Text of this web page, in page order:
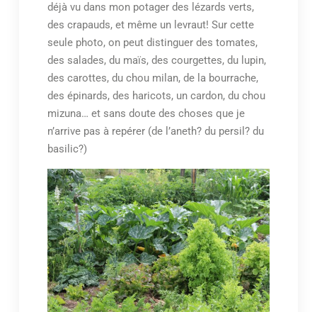
déjà vu dans mon potager des lézards verts,
des crapauds, et même un levraut! Sur cette
seule photo, on peut distinguer des tomates,
des salades, du maïs, des courgettes, du lupin,
des carottes, du chou milan, de la bourrache,
des épinards, des haricots, un cardon, du chou
mizuna… et sans doute des choses que je
n’arrive pas à repérer (de l’aneth? du persil? du
basilic?)